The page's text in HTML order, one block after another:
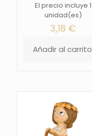
El precio incluye 1
unidad(es)
3,18 €
Añadir al carrito